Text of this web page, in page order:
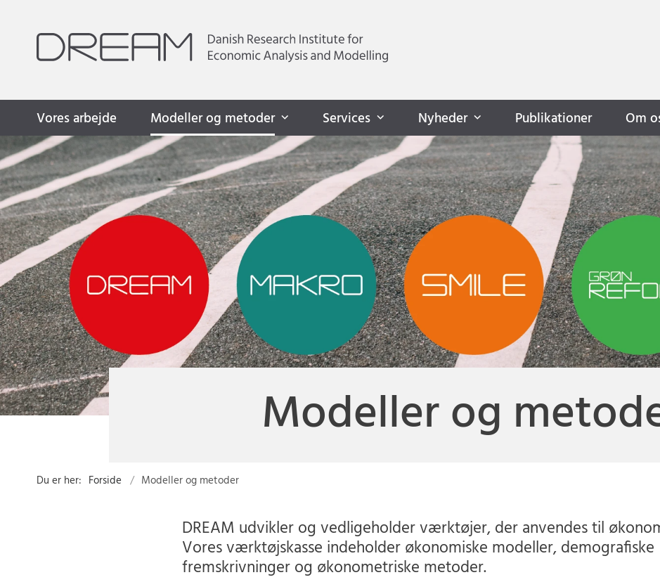
Vores arbejde Modeller og metoder Services Nyheder Publikationer Om
Modeller og
Du er her: Forside Modeller og metoder
DREAM udvikler og vedligeholder værktøjer, der anvendes til
Vores værktøjskasse indeholder økonomiske modeller, demografiske
fremskrivninger og økonometriske metoder.